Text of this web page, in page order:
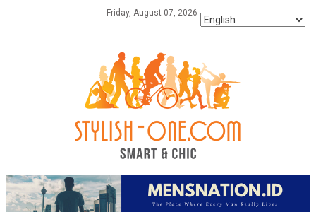
Friday, August 07, 2026